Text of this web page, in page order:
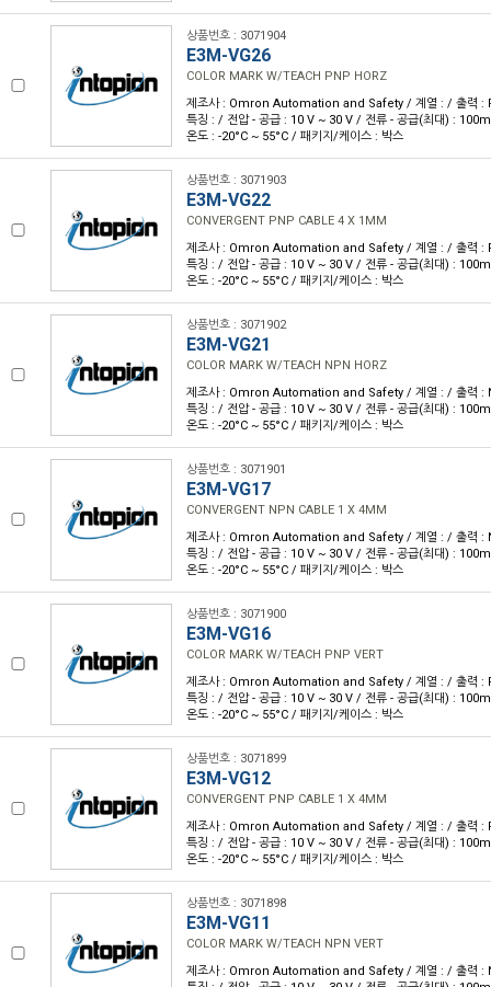
상품번호 : 3071904
E3M-VG26
COLOR MARK W/TEACH PNP HORZ
제조사 : Omron Automation and Safety / 계열 : / 출력 :
특징 : / 전압 - 공급 : 10 V ~ 30 V / 전류 - 공급(최대) :
온도 : -20°C ~ 55°C / 패키지/케이스 : 박스
상품번호 : 3071903
E3M-VG22
CONVERGENT PNP CABLE 4 X 1MM
제조사 : Omron Automation and Safety / 계열 : / 출력 :
특징 : / 전압 - 공급 : 10 V ~ 30 V / 전류 - 공급(최대) :
온도 : -20°C ~ 55°C / 패키지/케이스 : 박스
상품번호 : 3071902
E3M-VG21
COLOR MARK W/TEACH NPN HORZ
제조사 : Omron Automation and Safety / 계열 : / 출력 :
특징 : / 전압 - 공급 : 10 V ~ 30 V / 전류 - 공급(최대) :
온도 : -20°C ~ 55°C / 패키지/케이스 : 박스
상품번호 : 3071901
E3M-VG17
CONVERGENT NPN CABLE 1 X 4MM
제조사 : Omron Automation and Safety / 계열 : / 출력 :
특징 : / 전압 - 공급 : 10 V ~ 30 V / 전류 - 공급(최대) :
온도 : -20°C ~ 55°C / 패키지/케이스 : 박스
상품번호 : 3071900
E3M-VG16
COLOR MARK W/TEACH PNP VERT
제조사 : Omron Automation and Safety / 계열 : / 출력 :
특징 : / 전압 - 공급 : 10 V ~ 30 V / 전류 - 공급(최대) :
온도 : -20°C ~ 55°C / 패키지/케이스 : 박스
상품번호 : 3071899
E3M-VG12
CONVERGENT PNP CABLE 1 X 4MM
제조사 : Omron Automation and Safety / 계열 : / 출력 :
특징 : / 전압 - 공급 : 10 V ~ 30 V / 전류 - 공급(최대) :
온도 : -20°C ~ 55°C / 패키지/케이스 : 박스
상품번호 : 3071898
E3M-VG11
COLOR MARK W/TEACH NPN VERT
제조사 : Omron Automation and Safety / 계열 : / 출력 :